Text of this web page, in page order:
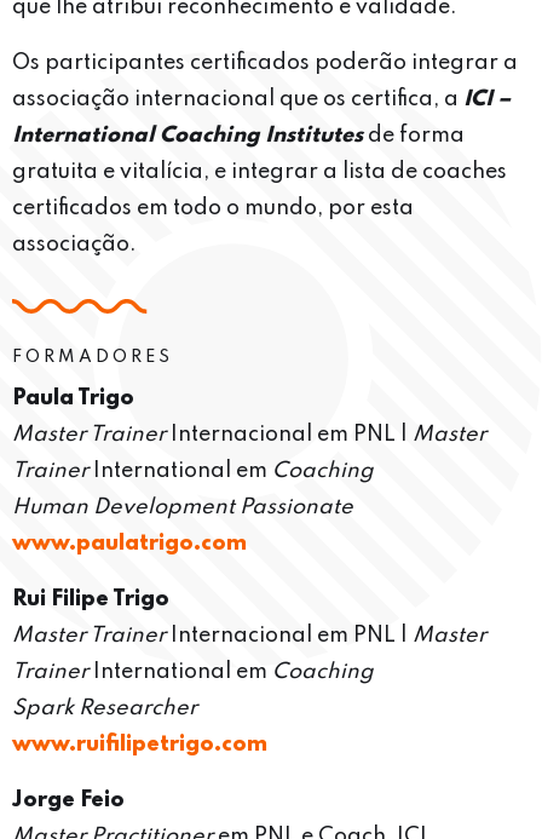
que lhe atribui reconhecimento e validade.
Os participantes certificados poderão integrar a
associação internacional que os certifica, a ICI –
International Coaching Institutesde forma
gratuita e vitalícia, e integrar a lista de coaches
certificados em todo o mundo, por esta
associação.
FORMADORES
Paula Trigo
Master TrainerInternacional em PNL | Master
Trainer International em Coaching
Human Development Passionate
www.paulatrigo.com
Rui Filipe Trigo
Master TrainerInternacional em PNL | Master
Trainer International em Coaching
Spark Researcher
www.ruifilipetrigo.com
Jorge Feio